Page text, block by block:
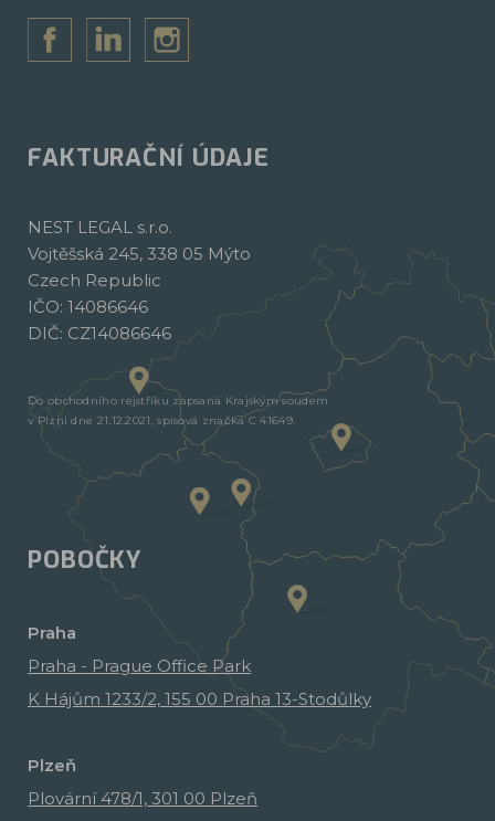
FAKTURAČNÍ ÚDAJE
NEST LEGAL s.r.o.
Vojtěšská 245, 338 05 Mýto
Czech Republic
IČO: 14086646
DIČ: CZ14086646
Do obchodního rejstříku zapsaná Krajským soudem
v Plzni dne 21.12.2021, spisová značka C 41649.
POBOČKY
Praha
Praha - Prague Office Park
K Hájům 1233/2, 155 00 Praha 13-Stodůlky
Plzeň
Plovární 478/1, 301 00 Plzeň